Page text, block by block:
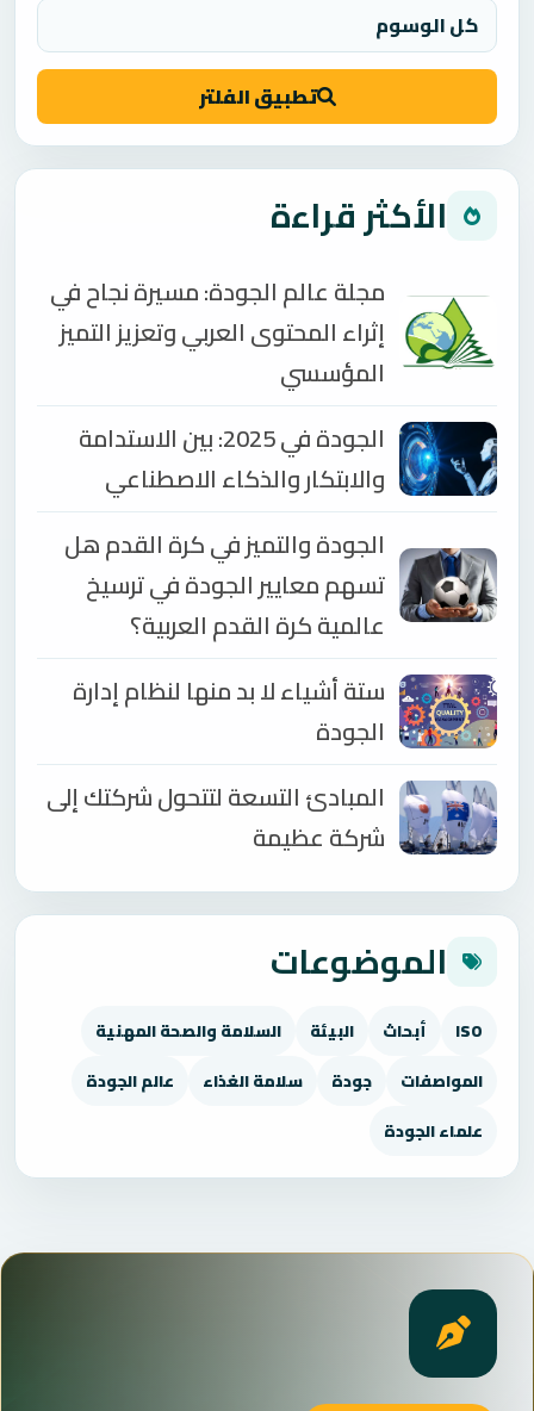
تطبيق الفلتر
الأكثر قراءة
مجلة عالم الجودة: مسيرة نجاح في
إثراء المحتوى العربي وتعزيز التميز
المؤسسي
الجودة في 2025: بين الاستدامة
والابتكار والذكاء الاصطناعي
الجودة والتميز في كرة القدم هل
تسهم معايير الجودة في ترسيخ
عالمية كرة القدم العربية؟
ستة أشياء لا بد منها لنظام إدارة
الجودة
المبادئ التسعة لتتحول شركتك إلى
شركة عظيمة
الموضوعات
ISO أبحاث البيئة
السلامة والصحة المهنية
المواصفات
جودة سلامة الغذاء
عالم الجودة
علماء الجودة